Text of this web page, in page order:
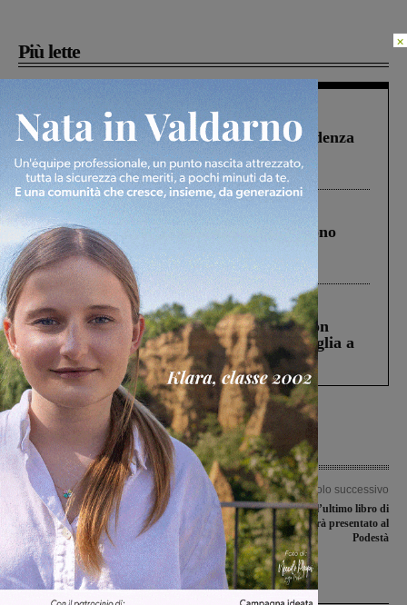
Più lette
Figline Incisa Valdarno 1 Agosto 2026
Piscina di Figline finanziata oltre la scadenza
Pnrr, il gruppo di Fratelli d’Italia: “Un
ringraziamento al Governo”
Cronaca 4 Agosto 2026
Un anno fa la strage in A1 in cui morirono
Gianni, Giulia e Franco. Lo schianto, il
processo, lo stop ai sorpassi fra tir....
Cronaca 3 Agosto 2026
Scomparso da una struttura di Castiglion
Fiorentino l’uomo che aveva ucciso la figlia a
Levane nel 2020
Articolo precedente
Fine settimana senza partite per il
Terranuova Traiana, si attendono gli
spareggi nazionali
Articolo successivo
“Lèvati dalla Pelle”, l’ultimo libro di
Francesco Benucci sarà presentato al
Podestà
Ultime Notizie
×